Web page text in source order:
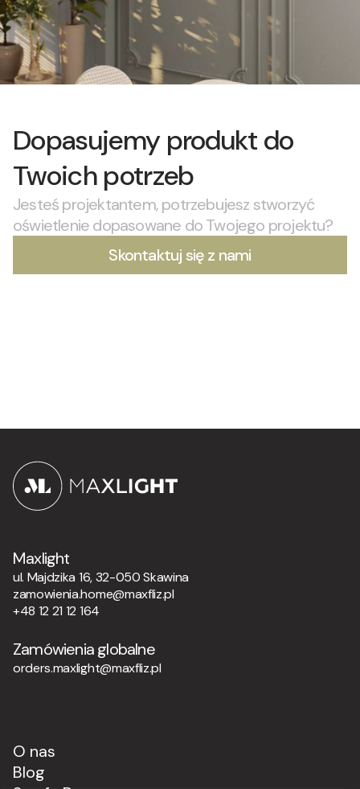
Dopasujemy produkt do
Twoich potrzeb
Jesteś projektantem, potrzebujesz stworzyć
oświetlenie dopasowane do Twojego projektu?
Skontaktuj się z nami
Maxlight
ul. Majdzika 16, 32-050 Skawina
zamowienia.home@maxfliz.pl
+48 12 21 12 164
Zamówienia globalne
orders.maxlight@maxfliz.pl
O nas
Blog